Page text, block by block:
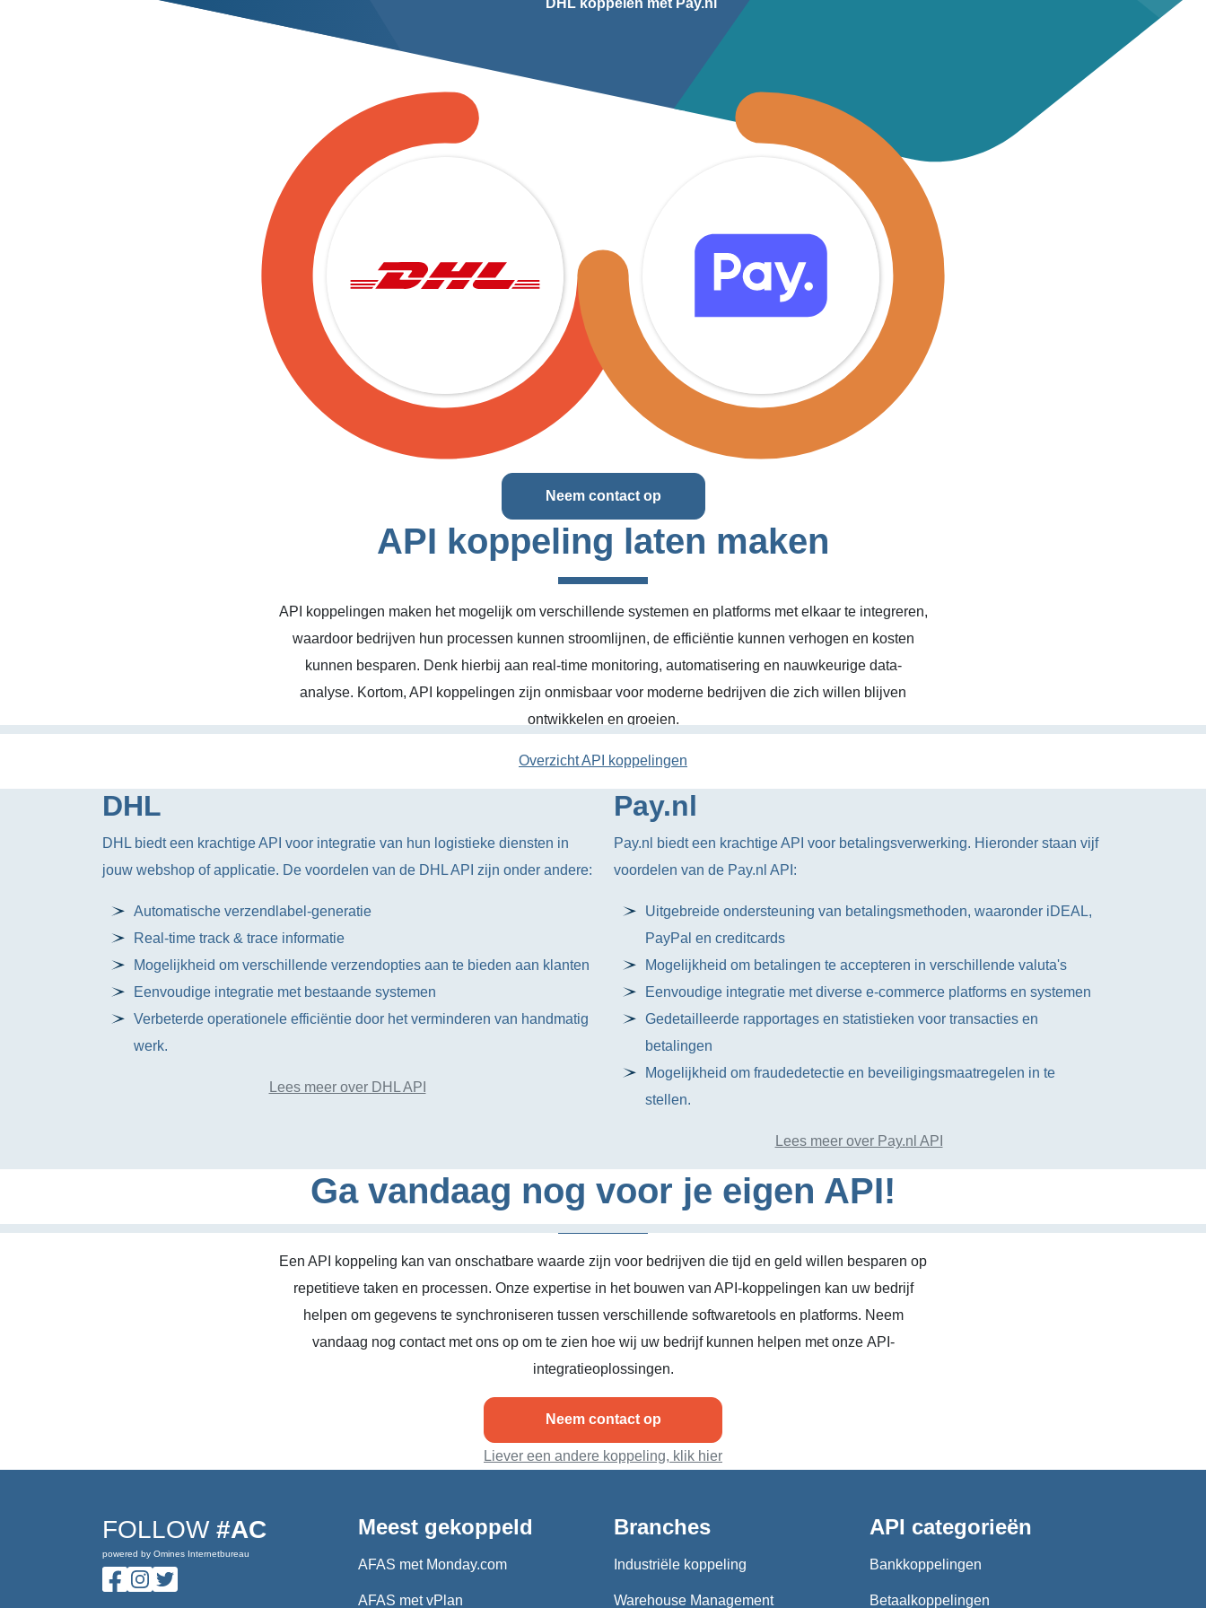
DHL koppelen met Pay.nl
Neem contact op
API koppeling laten maken
API koppelingen maken het mogelijk om verschillende systemen en platforms met elkaar te integreren,
waardoor bedrijven hun processen kunnen stroomlijnen, de efficiëntie kunnen verhogen en kosten
kunnen besparen. Denk hierbij aan real-time monitoring, automatisering en nauwkeurige data-
analyse. Kortom, API koppelingen zijn onmisbaar voor moderne bedrijven die zich willen blijven
ontwikkelen en groeien.
Overzicht API koppelingen
DHL
DHL biedt een krachtige API voor integratie van hun logistieke diensten in
jouw webshop of applicatie. De voordelen van de DHL API zijn onder andere:
Automatische verzendlabel-generatie
Real-time track & trace informatie
Mogelijkheid om verschillende verzendopties aan te bieden aan klanten
Eenvoudige integratie met bestaande systemen
Verbeterde operationele efficiëntie door het verminderen van handmatig
werk.
Lees meer over DHL API
Pay.nl
Pay.nl biedt een krachtige API voor betalingsverwerking. Hieronder staan vijf
voordelen van de Pay.nl API:
Uitgebreide ondersteuning van betalingsmethoden, waaronder iDEAL,
PayPal en creditcards
Mogelijkheid om betalingen te accepteren in verschillende valuta's
Eenvoudige integratie met diverse e-commerce platforms en systemen
Gedetailleerde rapportages en statistieken voor transacties en
betalingen
Mogelijkheid om fraudedetectie en beveiligingsmaatregelen in te
stellen.
Lees meer over Pay.nl API
Ga vandaag nog voor je eigen API!
Een API koppeling kan van onschatbare waarde zijn voor bedrijven die tijd en geld willen besparen op
repetitieve taken en processen. Onze expertise in het bouwen van API-koppelingen kan uw bedrijf
helpen om gegevens te synchroniseren tussen verschillende softwaretools en platforms. Neem
vandaag nog contact met ons op om te zien hoe wij uw bedrijf kunnen helpen met onze API-
integratieoplossingen.
Neem contact op
Liever een andere koppeling, klik hier
FOLLOW #AC
powered by Omines Internetbureau
Meest gekoppeld
AFAS met Monday.com
AFAS met vPlan
Branches
Industriële koppeling
Warehouse Management
API categorieën
Bankkoppelingen
Betaalkoppelingen